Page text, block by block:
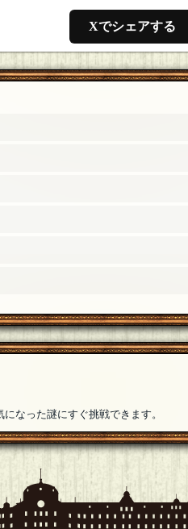
[23年02月24日 13:16]
Xでシェアする
なった謎にすぐ挑戦できます。